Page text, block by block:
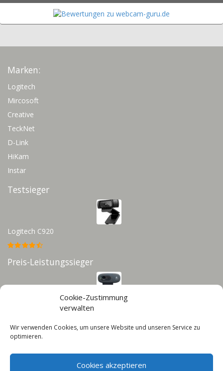
Cookie-Zustimmung
verwalten
Wir verwenden Cookies, um unsere Website und unseren Service zu
optimieren.
Cookies akzeptieren
Marken:
Logitech
Mircosoft
Creative
TeckNet
D-Link
HiKam
Instar
Testsieger
Logitech C920
Preis-Leistungssieger
Infos